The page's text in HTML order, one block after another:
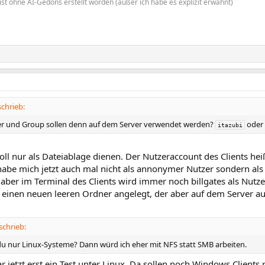
ohne AI-Gedöns erstellt worden (außer ich habe es explizit erwähnt)
und Group sollen denn auf dem Server verwendet werden?
itazubi oder
nur als Dateiablage dienen. Der Nutzeraccount des Clients
mich jetzt auch mal nicht als annonymer Nutzer sondern
im Terminal des Clients wird immer noch billgates als
neuen leeren Ordner angelegt, der aber auf dem Server
nur Linux-Systeme? Dann würd ich eher mit NFS statt SMB arbeiten.